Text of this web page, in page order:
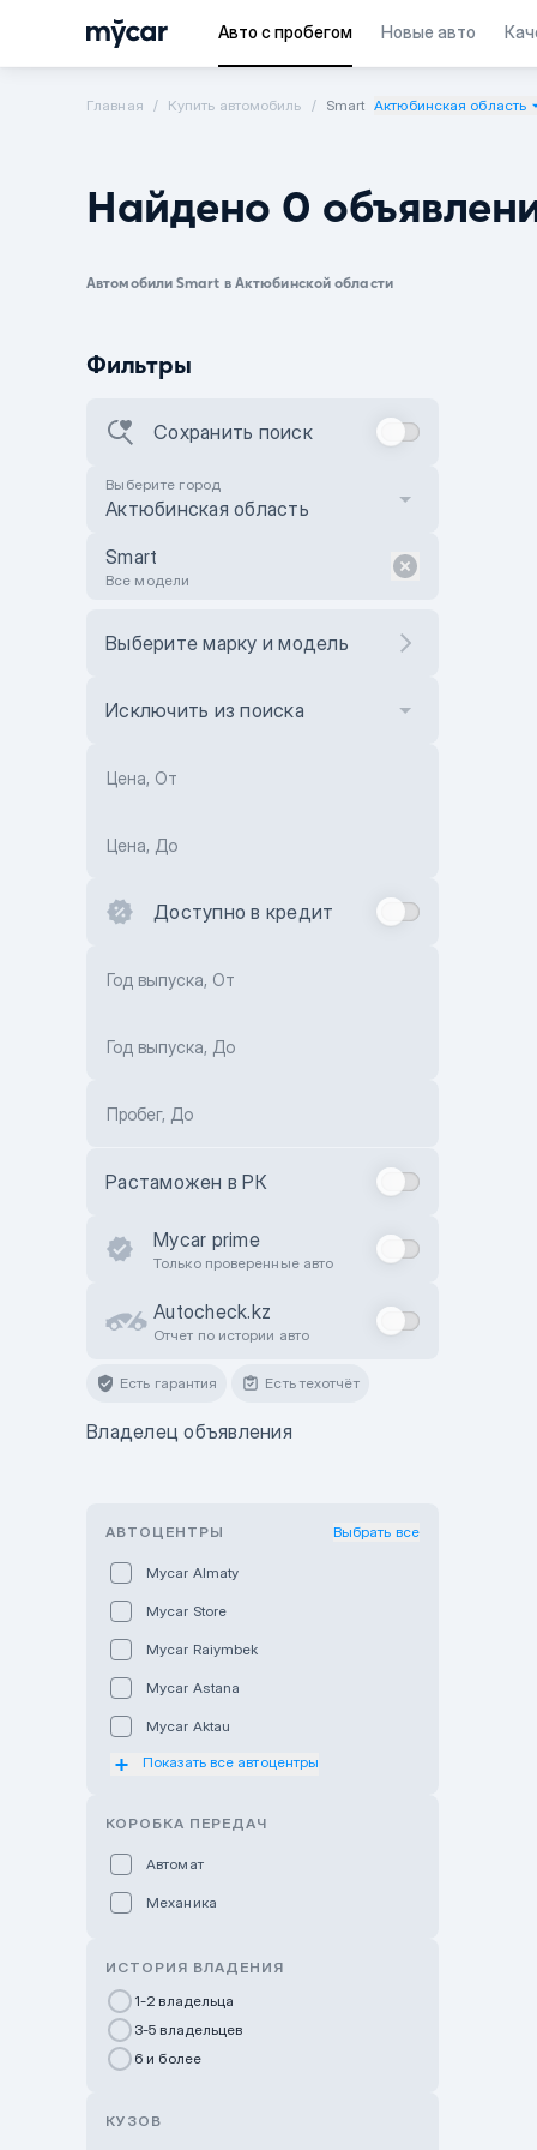
Авто с пробегом Новые авто
Главная Купить автомобиль Smart Актюбинская область
Найдено 0
Автомобили Smart в Актюбинской области
Фильтры
Сохранить поиск
Выберите город
Актюбинская область
Smart
Все модели
Выберите марку и модель
Исключить из поиска
Цена, От
Цена, До
Доступно в кредит
Год выпуска, От
Год выпуска, До
Пробег, До
Растаможен в РК
Mycar prime
Только проверенные авто
Autocheck.kz
Отчет по истории авто
Есть гарантия Есть техотчёт
Владелец объявления
АВТОЦЕНТРЫ Выбрать все
Mycar Almaty
Mycar Store
Mycar Raiymbek
Mycar Astana
Mycar Aktau
Mycar Uralsk
GWM Nurly Zhol
Chery Astana
Показать все автоцентры
КОРОБКА ПЕРЕДАЧ
Автомат
Механика
ИСТОРИЯ ВЛАДЕНИЯ
1-2 владельца
3-5 владельцев
6 и более
КУЗОВ